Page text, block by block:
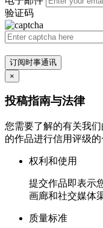
验证码
订阅时事通讯
×
投稿指南与法律
您需要了解的有关我
的作品进行信用评级的
权利和使用
提交作品即表示
画廊和社交媒体
质量标准